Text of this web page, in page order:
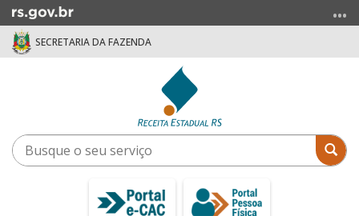
para
menu
SECRETARIA DA FAZENDA
Busque
o